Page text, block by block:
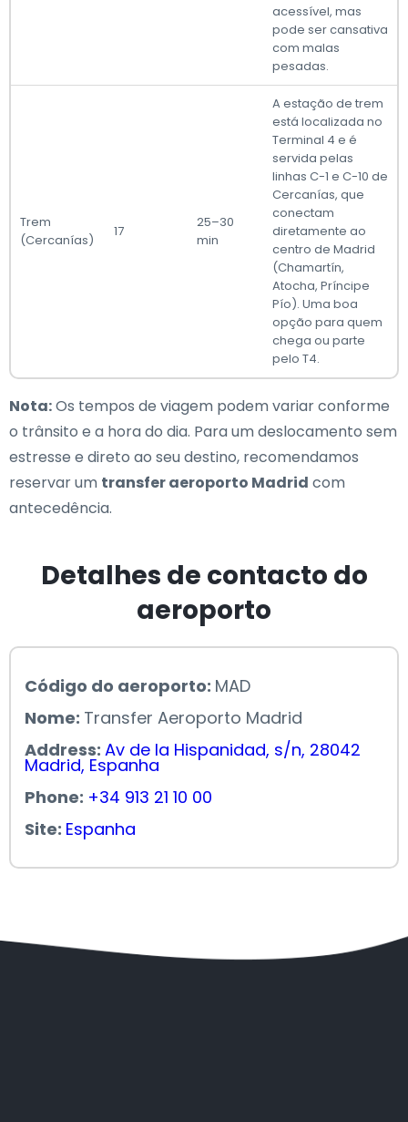
acessível, mas
pode ser cansativa
com malas
pesadas.
Trem
(Cercanías)
17
25–30
min
A estação de trem
está localizada no
Terminal 4 e é
servida pelas
linhas C-1 e C-10 de
Cercanías, que
conectam
diretamente ao
centro de Madrid
(Chamartín,
Atocha, Príncipe
Pío). Uma boa
opção para quem
chega ou parte
pelo T4.
Nota:Os tempos de viagem podem variar conforme
o trânsito e a hora do dia. Para um deslocamento sem
estresse e direto ao seu destino, recomendamos
reservar um transfer aeroporto Madrid com
antecedência.
Detalhes de contacto do
aeroporto
Código do aeroporto: MAD
Nome: Transfer Aeroporto Madrid
Address: Av de la Hispanidad, s/n, 28042
Madrid, Espanha
Phone: +34 913 21 10 00
Site: Espanha